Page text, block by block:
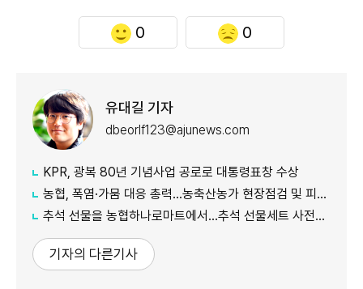
0 0
유대길 기자
dbeorlf123@ajunews.com
KPR, 광복 80년 기념사업 공로로 대통령표창 수상
농협, 폭염·가뭄 대응 총력...농축산농가 현장점검 및 피해 예방 강화
추석 선물을 농협하나로마트에서…추석 선물세트 사전예약 실시
기자의 다른기사